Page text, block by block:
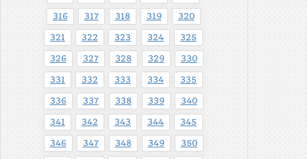
316 317 318 319 320
321 322 323 324 325
326 327 328 329 330
331 332 333 334 335
336 337 338 339 340
341 342 343 344 345
346 347 348 349 350